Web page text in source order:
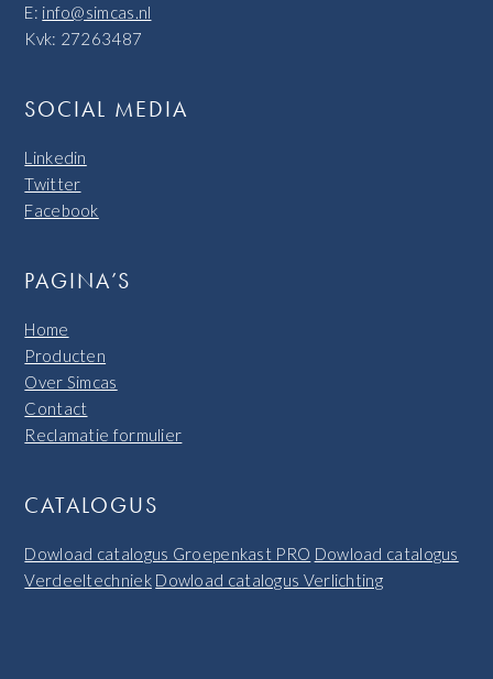
E: info@simcas.nl
Kvk: 27263487
SOCIAL MEDIA
Linkedin
Twitter
Facebook
PAGINA’S
Home
Producten
Over Simcas
Contact
Reclamatie formulier
CATALOGUS
Dowload catalogus Groepenkast PRO Dowload catalogus
Verdeeltechniek Dowload catalogus Verlichting